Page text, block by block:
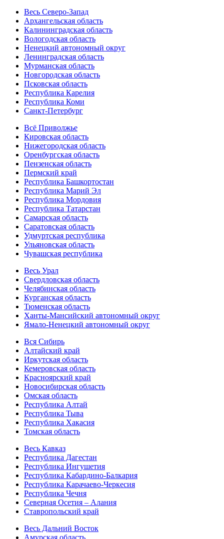
Весь Северо-Запад
Архангельская область
Калининградская область
Вологодская область
Ненецкий автономный округ
Ленинградская область
Мурманская область
Новгородская область
Псковская область
Республика Карелия
Республика Коми
Санкт-Петербург
Всё Приволжье
Кировская область
Нижегородская область
Оренбургская область
Пензенская область
Пермский край
Республика Башкортостан
Республика Марий Эл
Республика Мордовия
Республика Татарстан
Самарская область
Саратовская область
Удмуртская республика
Ульяновская область
Чувашская республика
Весь Урал
Свердловская область
Челябинская область
Курганская область
Тюменская область
Ханты-Мансийский автономный округ
Ямало-Ненецкий автономный округ
Вся Сибирь
Алтайский край
Иркутская область
Кемеровская область
Красноярский край
Новосибирская область
Омская область
Республика Алтай
Республика Тыва
Республика Хакасия
Томская область
Весь Кавказ
Республика Дагестан
Республика Ингушетия
Республика Кабардино-Балкария
Республика Карачаево-Черкесия
Республика Чечня
Северная Осетия – Алания
Ставропольский край
Весь Дальний Восток
Амурская область